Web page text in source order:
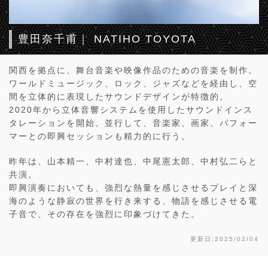
豊田奈千甫｜ NATIHO TOYOTA
関西を拠点に、舞台音楽や映像作品のための音楽を制作。
ワールドミュージック、ロック、ジャズなどを経由し、空
間を立体的に表現したサウンドデザインが特徴的。
2020年から立体音響システムを使用したサウンドインス
タレーションを開始。並行して、音楽家、画家、パフォー
マーとの即興セッションも精力的に行う。
昨年は、山本精一、中村達也、中尾憲太郎、中村弘二らと
共演。
即興演奏においても、強烈な熱量を感じさせるプレイと深
海のような静寂の世界を行き来する、物語を感じさせる電
子音で、その存在を強烈に印象づけてきた。
更新日:2025/02/04